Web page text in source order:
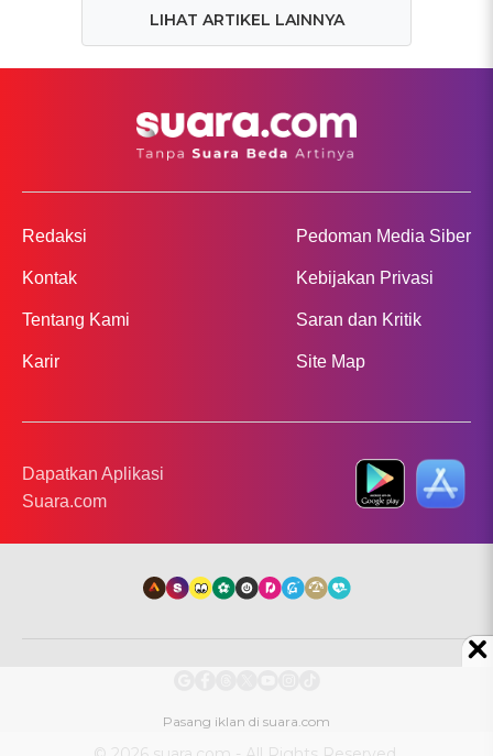
LIHAT ARTIKEL LAINNYA
Redaksi
Kontak
Tentang Kami
Karir
Pedoman Media Siber
Kebijakan Privasi
Saran dan Kritik
Site Map
Dapatkan Aplikasi
Suara.com